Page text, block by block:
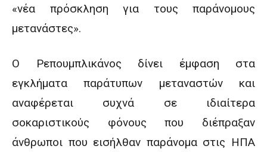
«νέα πρόσκληση για τους παράνομους
μετανάστες».
Ο Ρεπουμπλικάνος δίνει έμφαση στα
εγκλήματα παράτυπων μεταναστών και
αναφέρεται συχνά σε ιδιαίτερα
σοκαριστικούς φόνους που διέπραξαν
άνθρωποι που εισήλθαν παράνομα στις ΗΠΑ